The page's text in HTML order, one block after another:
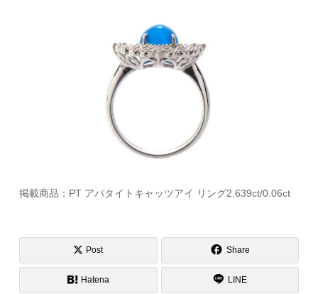
掲載商品：PT アパタイトキャッツアイ リング2.639ct/0.06ct
Post Share
Hatena LINE